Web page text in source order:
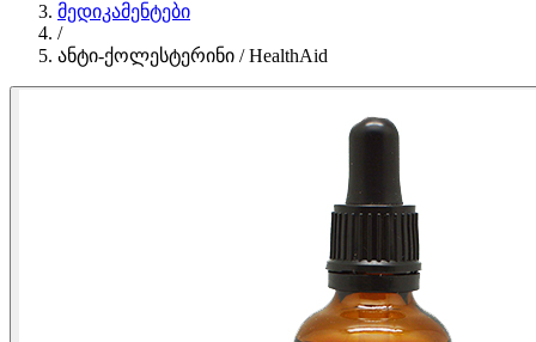
მედიკამენტები
/
ანტი-ქოლესტერინი / HealthAid